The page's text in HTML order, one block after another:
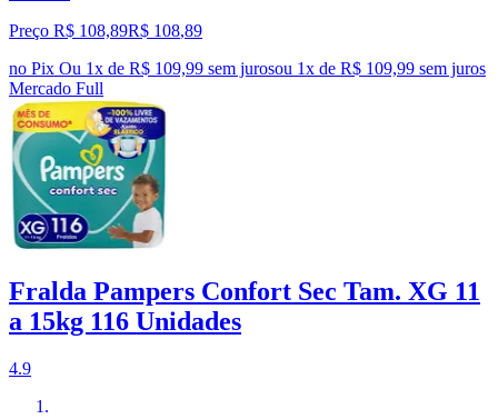
Preço R$ 108,89R$ 108,89
no Pix Ou 1x de R$ 109,99 sem jurosou 1x de R$ 109,99 sem juros
Mercado Full
Fralda Pampers Confort Sec Tam. XG 11
a 15kg 116 Unidades
4.9